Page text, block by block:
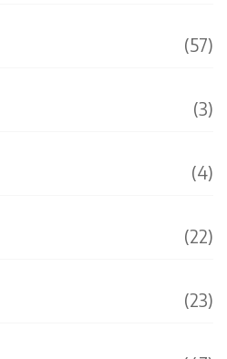
(57)
(3)
(4)
(22)
(23)